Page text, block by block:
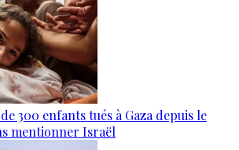
300 enfants tués à Gaza depuis le
mentionner Israël